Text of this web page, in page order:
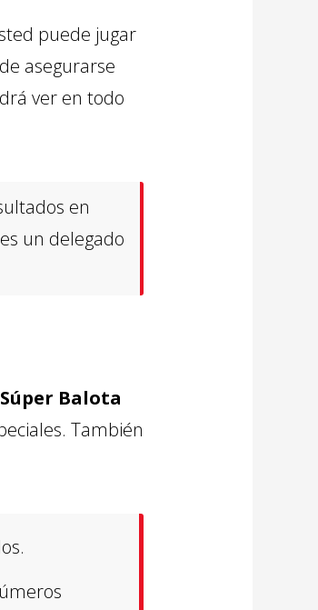
puede jugar
asegurarse
ver en todo
en
un delegado
Súper Balota
También